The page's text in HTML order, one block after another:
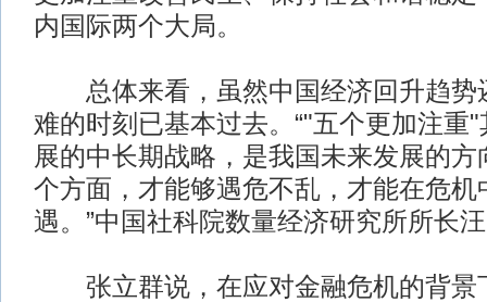
内国际两个大局。
总体来看，虽然中国经济回升趋势
难的时刻已基本过去。“"五个更加注重
展的中长期战略，是我国未来发展的
个方面，才能够遇危不乱，才能在危机
遇。”中国社科院数量经济研究所所长
张立群说，在应对金融危机的背景